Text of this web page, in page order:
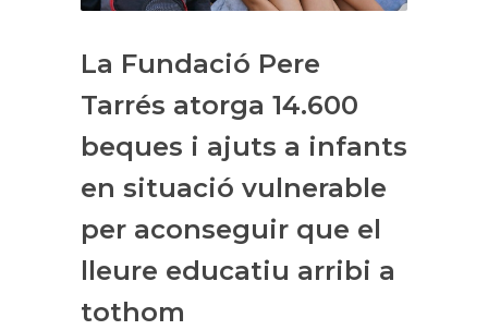
La Fundació Pere
Tarrés atorga 14.600
beques i ajuts a infants
en situació vulnerable
per aconseguir que el
lleure educatiu arribi a
tothom